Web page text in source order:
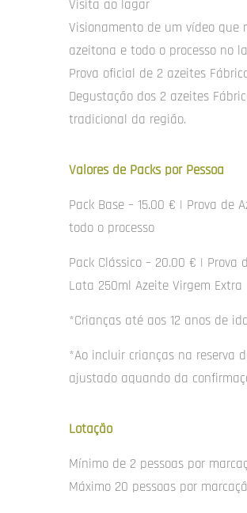
Visita ao lagar
Visionamento de um vídeo que
azeitona e todo o processo no
Prova oficial de 2 azeites
Degustação dos 2 azeites
tradicional da região.
Valores de Packs por Pessoa
Pack Base – 15.00 € | Prova de
todo o processo
Pack Clássico – 20.00 € |
Lata 250ml Azeite Virgem Extra
*Crianças até aos 12 anos de
*Ao incluir crianças na reserva
ajustado aquando da
Lotação
Mínimo de 2 pessoas por
Máximo 20 pessoas por